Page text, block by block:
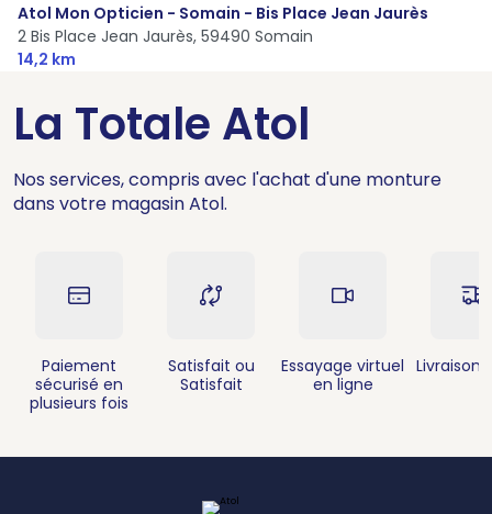
Atol Mon Opticien - Somain - Bis Place Jean Jaurès
2 Bis Place Jean Jaurès, 59490 Somain
14,2 km
La Totale Atol
Nos services, compris avec l'achat d'une monture
dans votre magasin Atol.
Paiement
sécurisé en
plusieurs fois
Satisfait ou
Satisfait
Essayage virtuel
en ligne
Livraison